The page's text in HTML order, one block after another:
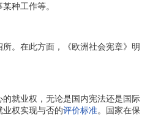
种工作等。
。在此方面，《欧洲社会宪章》明
就业权，无论是国内宪法还是国际
业权实现与否的评价标准。国家在保